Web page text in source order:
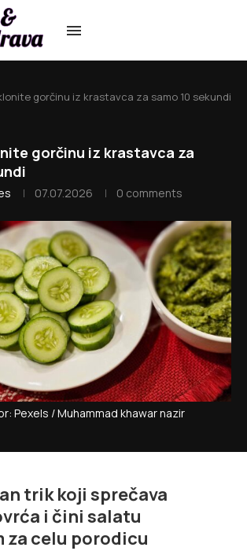
gorčinu iz krastavca za samo 10 sekundi
gorčinu iz krastavca za
07.07.2026 0 comments
Pexels / Muhammad khawar nazir
trik koji sprečava
i čini salatu
celu porodicu